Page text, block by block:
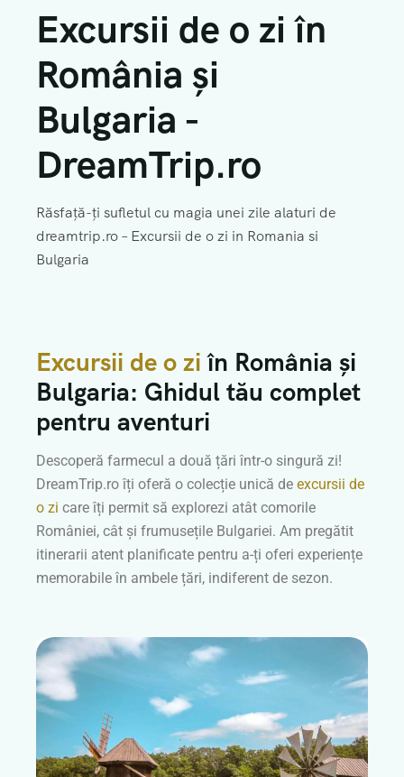
EXCURSII TURCIA
VACANTA BULGARIA
VACANTA CROATIA
VACANTA GRECIA
VACANTA ROMANIA
VACANTA SKI
Excursii de o zi în
România și
Bulgaria -
DreamTrip.ro
Răsfață-ți sufletul cu magia unei zile alaturi de
dreamtrip.ro – Excursii de o zi in Romania si
Bulgaria
Excursii de o ziîn România și
Bulgaria: Ghidul tău complet
pentru aventuri
Descoperă farmecul a două țări într-o singură zi!
DreamTrip.ro îți oferă o colecție unică de excursii de
o zi care îți permit să explorezi atât comorile
României, cât și frumusețile Bulgariei. Am pregătit
itinerarii atent planificate pentru a-ți oferi experiențe
memorabile în ambele țări, indiferent de sezon.